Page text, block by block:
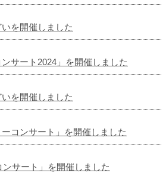
を開催しました
ンサート2024」を開催しました
を開催しました
ーコンサート」を開催しました
ンサート」を開催しました